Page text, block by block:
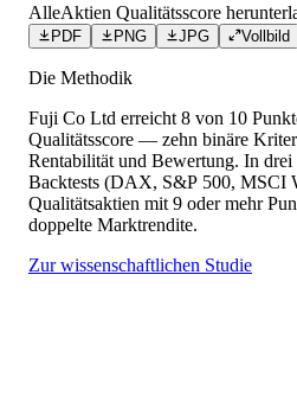
AlleAktien Qualitätsscore
PDF PNG JPG Vollbild
Die Methodik
Fuji Co Ltd erreicht 8 von 10
Qualitätsscore — zehn binäre
Rentabilität und Bewertung. In drei
Backtests (DAX, S&P 500, MSCI
Qualitätsaktien mit 9 oder mehr
doppelte Marktrendite.
Zur wissenschaftlichen Studie